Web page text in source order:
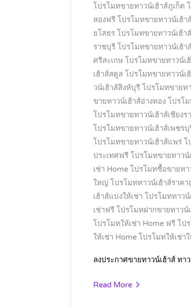
โปรโมทขายทาวน์เฮ้าส์ภูเก็ต
สองฟรี โปรโมทขายทาวน์เฮ้า
ยโสธร โปรโมทขายทาวน์เฮ้า
ราชบุรี โปรโมทขายทาวน์เฮ้า
ศรีสะเกษ โปรโมทขายทาวน์เ
เฮ้าส์สตูล โปรโมทขายทาวน์เ
วน์เฮ้าส์สิงห์บุรี โปรโมทขายท
ขายทาวน์เฮ้าส์อ่างทอง โปรโ
โปรโมทขายทาวน์เฮ้าส์เชียงร
โปรโมทขายทาวน์เฮ้าส์เพชรบุ
โปรโมทขายทาวน์เฮ้าส์แพร่ โ
ประเทศฟรี โปรโมทขายทาวน์
เช่า Home โปรโมทซื้อขายทา
ใหญ่ โปรโมททาวน์เฮ้าส์ราคา
เฮ้าส์แบ่งให้เช่า โปรโมททาว
เช่าฟรี โปรโมทฝากขายทาวน์
โปรโมทให้เช่า Home ฟรี โป
ให้เช่า Home โปรโมทให้เช่า
ลงประกาศขายทาวน์เฮ้าส์ ท
Read More